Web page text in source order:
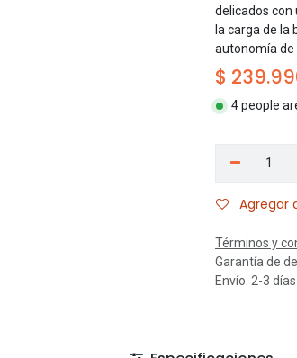
delicados con
la carga de la
autonomía de
$
4 people
Agregar
Términos y
Garantía de
Envío: 2-3